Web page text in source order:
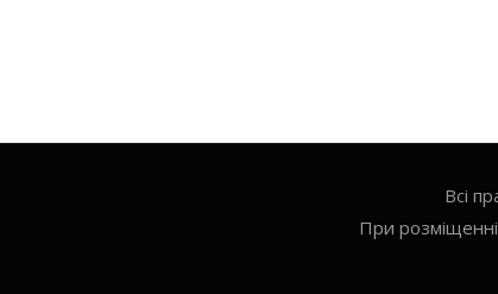
Всі
При